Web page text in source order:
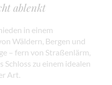
ablenkt
in einem
Wäldern, Bergen und
– fern von Straßenlärm,
Schloss zu einem idealen
Art.